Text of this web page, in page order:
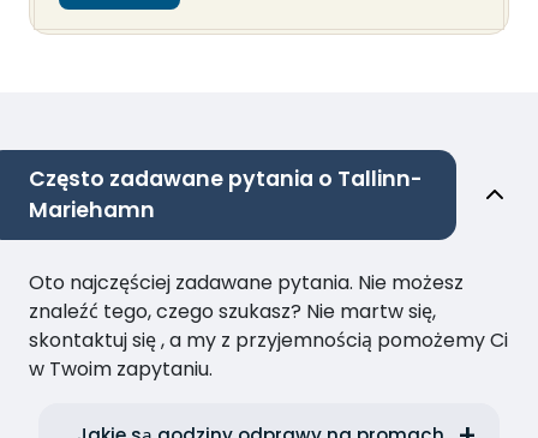
Często zadawane pytania o Tallinn-
Mariehamn
Oto najczęściej zadawane pytania. Nie możesz
znaleźć tego, czego szukasz? Nie martw się,
skontaktuj się , a my z przyjemnością pomożemy Ci
w Twoim zapytaniu.